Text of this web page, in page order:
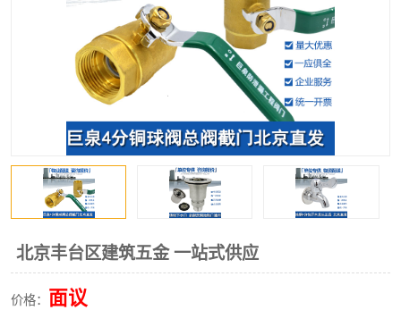
北京丰台区建筑五金 一站式供应
价格： 面议